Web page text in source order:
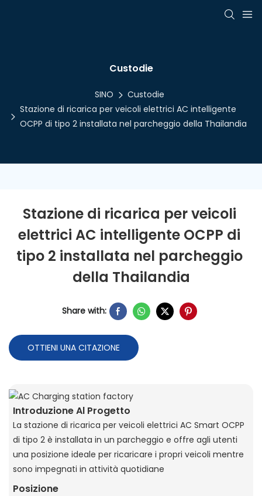
Custodie
SINO
Custodie
Stazione di ricarica per veicoli elettrici AC intelligente
OCPP di tipo 2 installata nel parcheggio della Thailandia
Stazione di ricarica per veicoli
elettrici AC intelligente OCPP di
tipo 2 installata nel parcheggio
della Thailandia
Share with:
OTTIENI UNA CITAZIONE
Introduzione Al Progetto
La stazione di ricarica per veicoli elettrici AC Smart OCPP
di tipo 2 è installata in un parcheggio e offre agli utenti
una posizione ideale per ricaricare i propri veicoli mentre
sono impegnati in attività quotidiane
Posizione